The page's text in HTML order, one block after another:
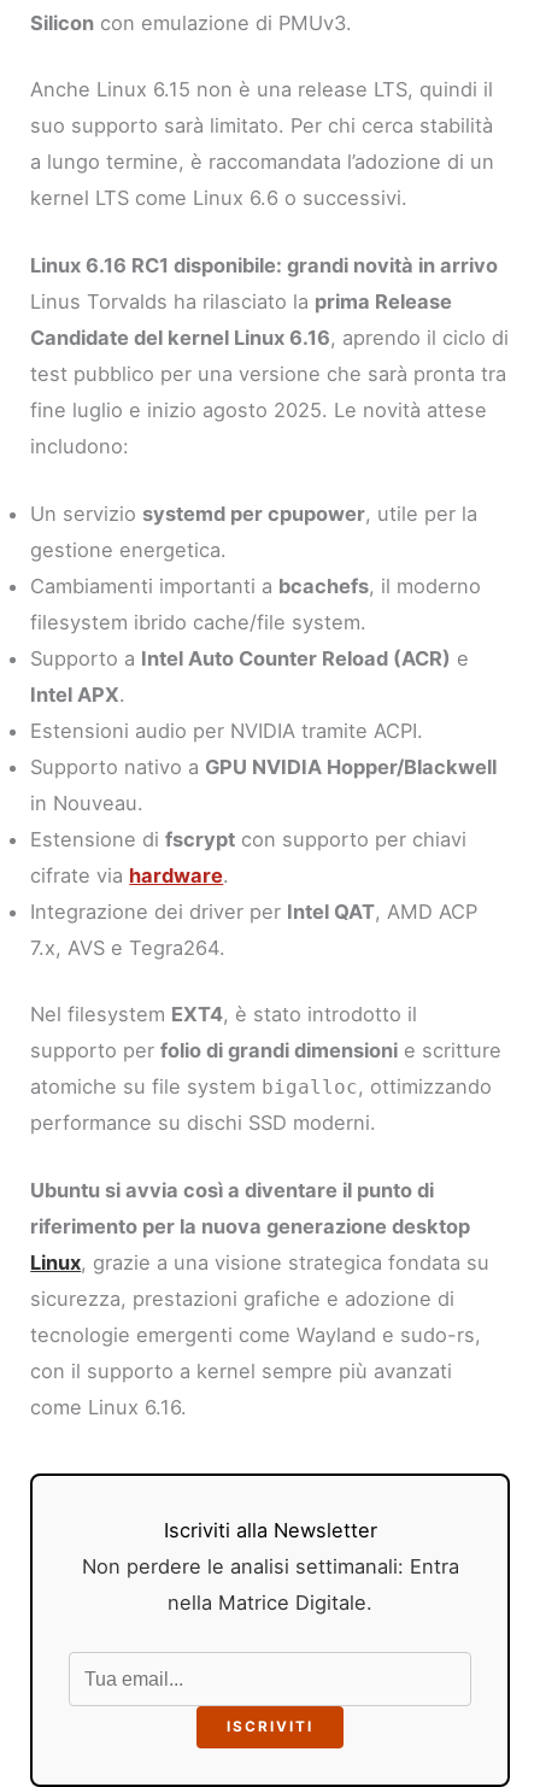
Silicon con emulazione di PMUv3.
Anche Linux 6.15 non è una release LTS, quindi il
suo supporto sarà limitato. Per chi cerca stabilità
a lungo termine, è raccomandata l’adozione di un
kernel LTS come Linux 6.6 o successivi.
Linux 6.16 RC1 disponibile: grandi novità in arrivo
Linus Torvalds ha rilasciato la prima Release
Candidate del kernel Linux 6.16, aprendo il ciclo di
test pubblico per una versione che sarà pronta tra
fine luglio e inizio agosto 2025. Le novità attese
includono:
Un servizio systemd per cpupower, utile per la
gestione energetica.
Cambiamenti importanti a bcachefs, il moderno
filesystem ibrido cache/file system.
Supporto a Intel Auto Counter Reload (ACR) e
Intel APX.
Estensioni audio per NVIDIA tramite ACPI.
Supporto nativo a GPU NVIDIA Hopper/Blackwell
in Nouveau.
Estensione difscrypt con supporto per chiavi
cifrate via hardware.
Integrazione dei driver per Intel QAT, AMD ACP
7.x, AVS e Tegra264.
Nel filesystem EXT4, è stato introdotto il
supporto perfolio di grandi dimensioni e scritture
atomiche su file system bigalloc, ottimizzando
performance su dischi SSD moderni.
Ubuntu si avvia così a diventare il punto di
riferimento per la nuova generazione desktop
Linux, grazie a una visione strategica fondata su
sicurezza, prestazioni grafiche e adozione di
tecnologie emergenti come Wayland e sudo-rs,
con il supporto a kernel sempre più avanzati
come Linux 6.16.
Iscriviti alla Newsletter
Non perdere le analisi settimanali: Entra
nella Matrice Digitale.
ISCRIVITI